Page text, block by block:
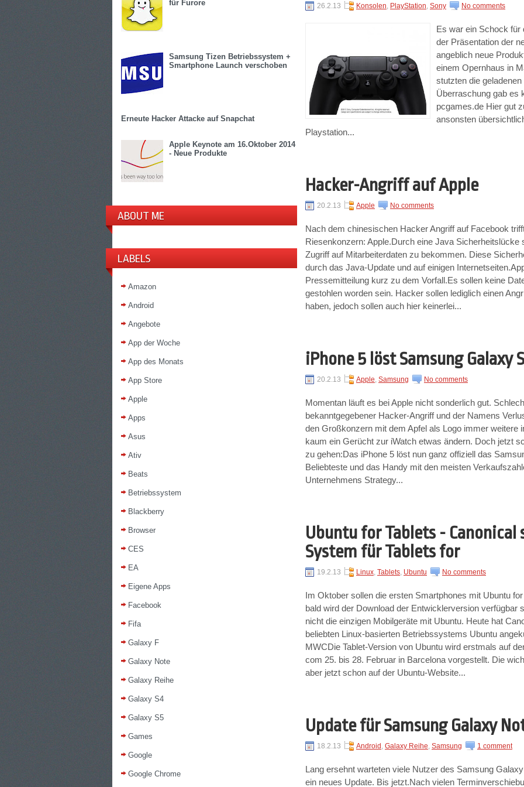
für Furore
Samsung Tizen Betriebssystem +
Smartphone Launch verschoben
Erneute Hacker Attacke auf Snapchat
Apple Keynote am 16.Oktober 2014
- Neue Produkte
ABOUT ME
LABELS
Amazon
Android
Angebote
App der Woche
App des Monats
App Store
Apple
Apps
Asus
Ativ
Beats
Betriebssystem
Blackberry
Browser
CES
EA
Eigene Apps
Facebook
Fifa
Galaxy F
Galaxy Note
Galaxy Reihe
Galaxy S4
Galaxy S5
Games
Google
Google Chrome
26.2.13 Konsolen, PlayStation, Sony No comments
Es war ein Schock für
der Präsentation der
angeblich neue
einem Opernhaus in
stutzten die
Überraschung gab es
pcgames.de Hier gut
ansonsten
Playstation...
Hacker-Angriff auf Apple
20.2.13 Apple No comments
Nach dem chinesischen Hacker Angriff auf Facebook
Riesenkonzern: Apple.Durch eine Java Sicherheitslücke
Zugriff auf Mitarbeiterdaten zu bekommen. Diese
durch das Java-Update und auf einigen
Pressemitteilung kurz zu dem Vorfall.Es sollen keine
gestohlen worden sein. Hacker sollen lediglich einen
haben, jedoch sollen auch hier keinerlei...
iPhone 5 löst Samsung Galaxy
20.2.13 Apple, Samsung No comments
Momentan läuft es bei Apple nicht sonderlich gut.
bekanntgegebener Hacker-Angriff und der Namens
den Großkonzern mit dem Apfel als Logo immer weitere
kaum ein Gerücht zur iWatch etwas ändern. Doch jetzt
zu gehen:Das iPhone 5 löst nun ganz offiziell das
Beliebteste und das Handy mit den meisten
Unternehmens Strategy...
Ubuntu for Tablets -
System für Tablets for
19.2.13 Linux, Tablets, Ubuntu No comments
Im Oktober sollen die ersten Smartphones mit Ubuntu
bald wird der Download der Entwicklerversion verfügbar
nicht die einzigen Mobilgeräte mit Ubuntu. Heute hat
beliebten Linux-basierten Betriebssystems Ubuntu
MWCDie Tablet-Version von Ubuntu wird erstmals auf
com 25. bis 28. Februar in Barcelona vorgestellt. Die
aber jetzt schon auf der Ubuntu-Website...
Update für Samsung Galaxy
18.2.13 Android , Galaxy Reihe, Samsung 1 comment
Lang ersehnt warteten viele Nutzer des Samsung
ein neues Update. Bis jetzt.Nach vielen